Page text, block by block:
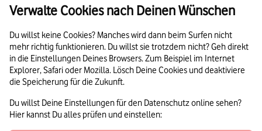
Verwalte Cookies nach Deinen Wünschen
Du willst keine Cookies? Manches wird dann beim Surfen nicht
mehr richtig funktionieren. Du willst sie trotzdem nicht? Geh direkt
in die Einstellungen Deines Browsers. Zum Beispiel im Internet
Explorer, Safari oder Mozilla. Lösch Deine Cookies und deaktiviere
die Speicherung für die Zukunft.
Du willst Deine Einstellungen für den Datenschutz online sehen?
Hier kannst Du alles prüfen und einstellen: